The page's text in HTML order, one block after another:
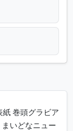
巻頭グラビア
いどなニュー